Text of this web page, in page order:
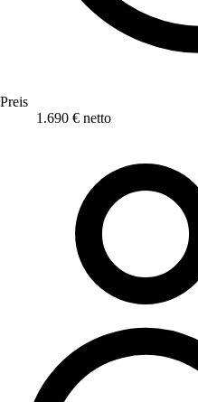
Preis
1.690 € netto